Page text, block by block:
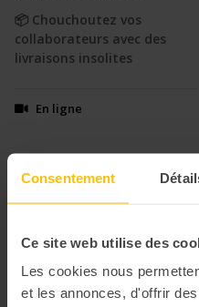
Consentement
Ce site web utilise des
Les cookies nous
et les annonces, d'offrir
📦 Chouchoutez vos
collaborateurs avec des
livraisons insolites
En ligne
Découvrir